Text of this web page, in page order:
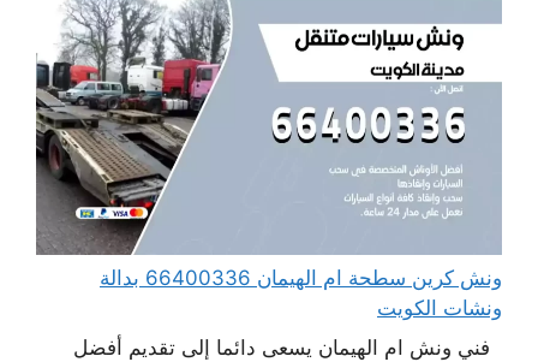
ونش كرين سطحة ام الهيمان 66400336 بدالة
ونشات الكويت
فني ونش ام الهيمان يسعى دائما إلى تقديم أفضل